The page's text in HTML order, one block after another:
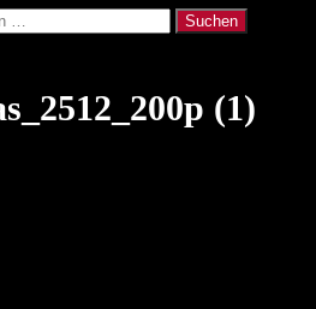
(1)